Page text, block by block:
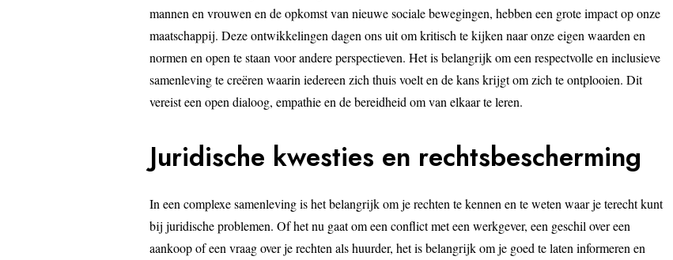
mannen en vrouwen en de opkomst van nieuwe sociale bewegingen, hebben een grote impact op onze
maatschappij. Deze ontwikkelingen dagen ons uit om kritisch te kijken naar onze eigen waarden en
normen en open te staan voor andere perspectieven. Het is belangrijk om een respectvolle en inclusieve
samenleving te creëren waarin iedereen zich thuis voelt en de kans krijgt om zich te ontplooien. Dit
vereist een open dialoog, empathie en de bereidheid om van elkaar te leren.
Juridische kwesties en rechtsbescherming
In een complexe samenleving is het belangrijk om je rechten te kennen en te weten waar je terecht kunt
bij juridische problemen. Of het nu gaat om een conflict met een werkgever, een geschil over een
aankoop of een vraag over je rechten als huurder, het is belangrijk om je goed te laten informeren en